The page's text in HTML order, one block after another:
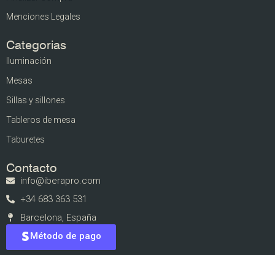
Menciones Legales
Categorias
Iluminación
Mesas
Sillas y sillones
Tableros de mesa
Taburetes
Contacto
info@iberapro.com
+34 683 363 531
Barcelona, España
Método de pago